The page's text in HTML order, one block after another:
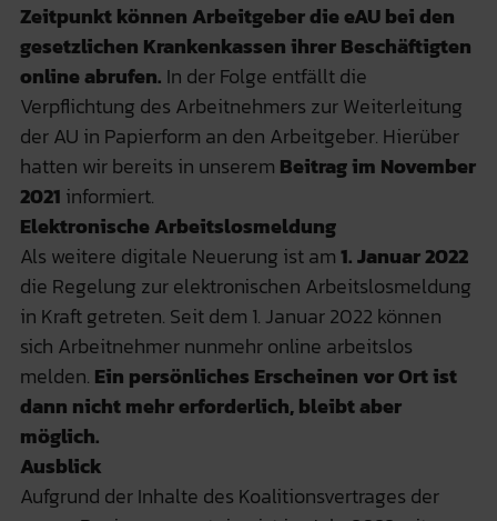
Zeitpunkt können Arbeitgeber die eAU bei den
gesetzlichen Krankenkassen ihrer Beschäftigten
online abrufen. In der Folge entfällt die
Verpflichtung des Arbeitnehmers zur Weiterleitung
der AU in Papierform an den Arbeitgeber. Hierüber
hatten wir bereits in unserem Beitrag im November
2021 informiert.
Elektronische Arbeitslosmeldung
Als weitere digitale Neuerung ist am1. Januar 2022
die Regelung zur elektronischen Arbeitslosmeldung
in Kraft getreten. Seit dem 1. Januar 2022 können
sich Arbeitnehmer nunmehr online arbeitslos
melden. Ein persönliches Erscheinen vor Ort ist
dann nicht mehr erforderlich, bleibt aber
möglich.
Ausblick
Aufgrund der Inhalte des Koalitionsvertrages der